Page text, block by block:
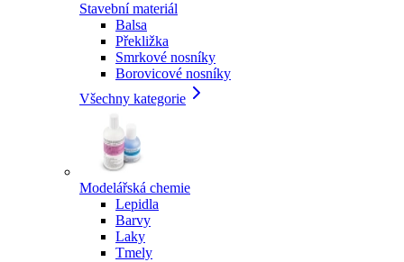
Stavební materiál
Balsa
Překližka
Smrkové nosníky
Borovicové nosníky
Všechny kategorie
Modelářská chemie
Lepidla
Barvy
Laky
Tmely